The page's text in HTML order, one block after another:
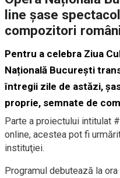
line şase
compozitori
Pentru a celebra Ziua
Națională București
întregii zile de astăzi,
proprie, semnate de
Parte a proiectului intitulat
online, acestea pot fi
instituţiei.
Programul debutează la